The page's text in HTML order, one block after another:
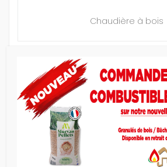
Chaudière à bois